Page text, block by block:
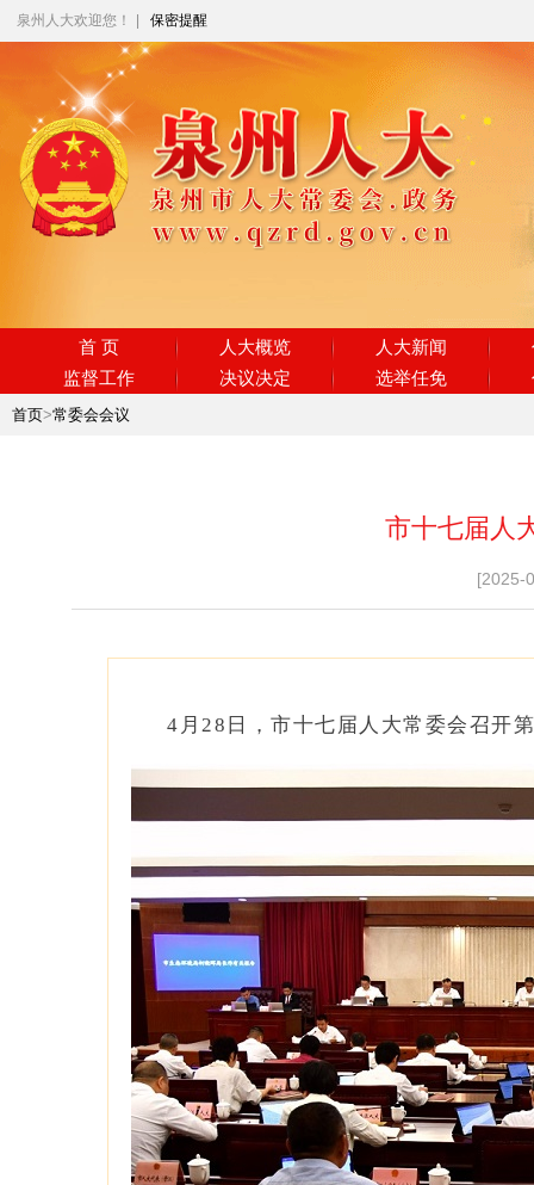
泉州人大欢迎您！ 保密提醒
首 页 人大概览 人大新闻
监督工作
决议决定 选举任免
首页>常委会会议
市十七届人
[2025-
4月28日，市十七届人大常委会召开